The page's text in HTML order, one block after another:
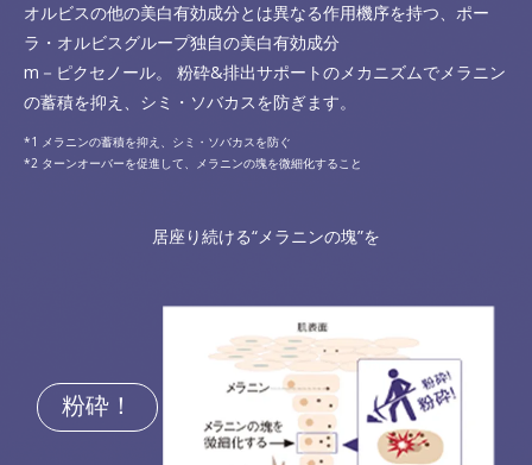
オルビスの他の美白有効成分とは異なる作用機序を持つ、ポー
ラ・オルビスグループ独自の美白有効成分
m－ピクセノール。 粉砕&排出サポートのメカニズムでメラニン
の蓄積を抑え、シミ・ソバカスを防ぎます。
メラニンの蓄積を抑え、シミ・ソバカスを防ぐ
ターンオーバーを促進して、メラニンの塊を微細化すること
居座り続ける“メラニンの塊”を
粉砕！